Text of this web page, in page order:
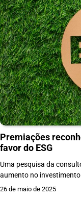
Premiações
favor do ESG
Uma pesquisa da
aumento no
26 de maio de 2025